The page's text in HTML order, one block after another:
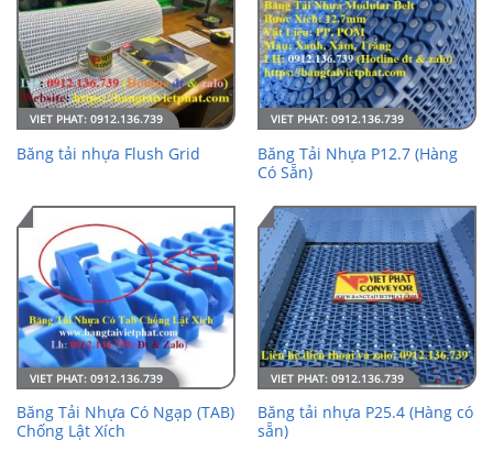
Băng tải nhựa Flush Grid
Băng Tải Nhựa P12.7 (Hàng
Có Sẵn)
Băng Tải Nhựa Có Ngạp (TAB)
Chống Lật Xích
Băng tải nhựa P25.4 (Hàng có
sẵn)